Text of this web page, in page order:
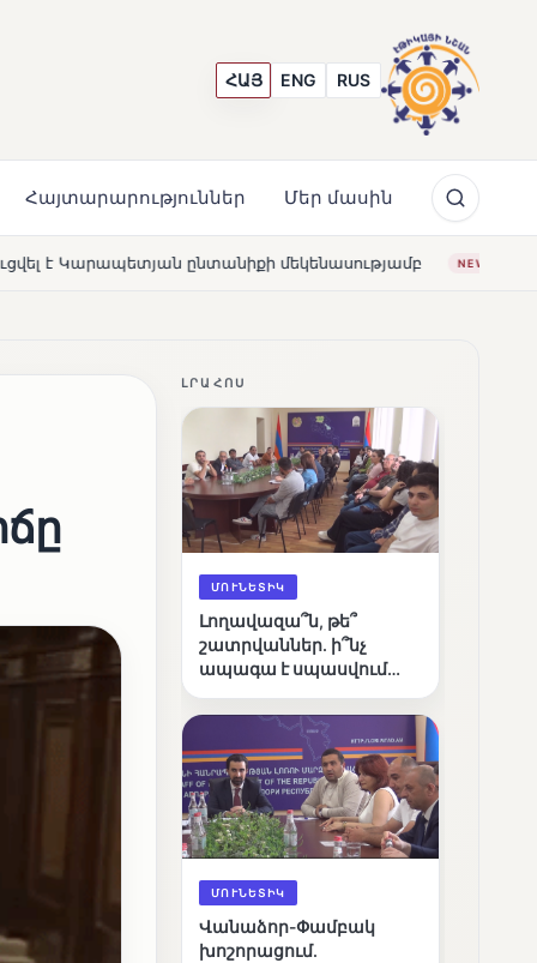
ՀԱՅ ENG RUS
Հայտարարություններ Մեր մասին
մեկենասությամբ NEWS Լողավազա՞ն, թե՞ շատրվաններ.
ԼՐԱՀՈՍ
ՄՈՒՆԵՏԻԿ
Լողավազա՞ն, թե՞
շատրվաններ. ի՞նչ
ապագա է սպասվում
լճին
ՄՈՒՆԵՏԻԿ
Վանաձոր-Փամբակ
խոշորացում.